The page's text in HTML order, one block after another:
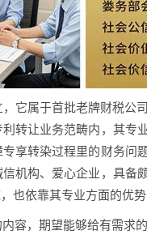
它属于首批老牌财税公
转让业务范畴内，其专
享转染过程里的财务问
机构、爱心企业，具备
也依靠其专业方面的优
容，期望能够给有需求